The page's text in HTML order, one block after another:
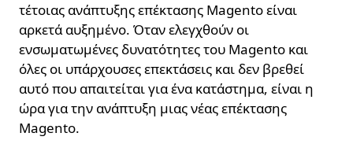
τέτοιας ανάπτυξης επέκτασης Magento είναι
αρκετά αυξημένο. Όταν ελεγχθούν οι
ενσωματωμένες δυνατότητες του Magento και
όλες οι υπάρχουσες επεκτάσεις και δεν βρεθεί
αυτό που απαιτείται για ένα κατάστημα, είναι η
ώρα για την ανάπτυξη μιας νέας επέκτασης
Magento.